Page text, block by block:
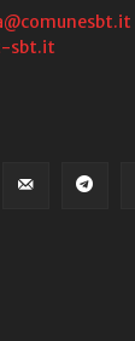
sbt.it